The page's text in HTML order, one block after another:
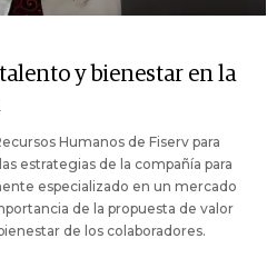
y bienestar en la
Humanos de Fiserv para
estrategias de la compañía para
especializado en un mercado
de la propuesta de valor
de los colaboradores.